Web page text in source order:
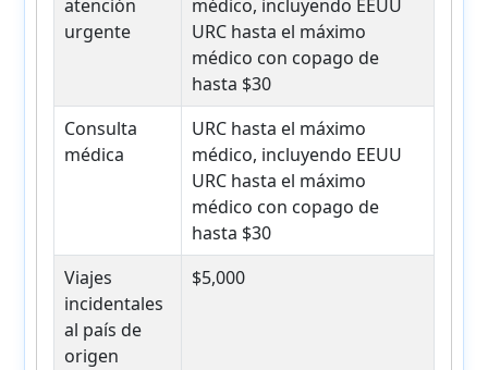
atención
urgente
médico, incluyendo EEUU
URC hasta el máximo
médico con copago de
hasta $30
Consulta
médica
URC hasta el máximo
médico, incluyendo EEUU
URC hasta el máximo
médico con copago de
hasta $30
Viajes
incidentales
al país de
origen
$5,000